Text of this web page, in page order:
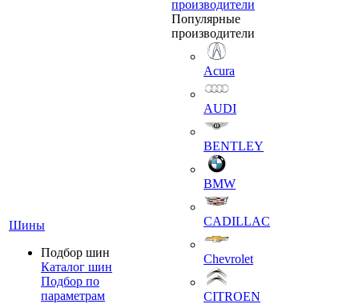
Шины
Подбор шин
Каталог шин
Подбор по
параметрам
производители
Популярные
производители
Acura
AUDI
BENTLEY
BMW
CADILLAC
Chevrolet
CITROEN